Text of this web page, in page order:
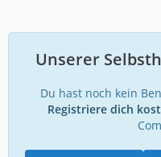
Unserer
Du hast noch kein
Registriere dich